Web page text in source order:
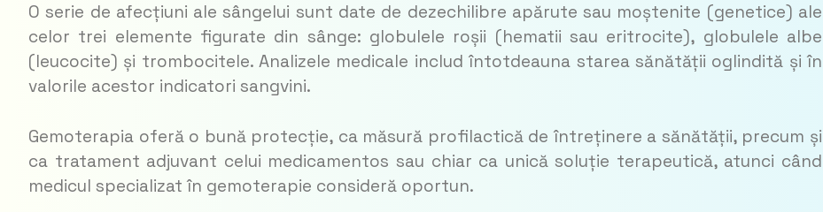
O serie de afecțiuni ale sângelui sunt date de dezechilibre apărute sau moștenite (genetice) ale
celor trei elemente figurate din sânge: globulele roșii (hematii sau eritrocite), globulele albe
(leucocite) și trombocitele. Analizele medicale includ întotdeauna starea sănătății oglin­dită și în
valorile acestor indicatori sangvini.
Gemoterapia oferă o bună protecție, ca măsură profilactică de întreținere a sănătății, precum și
ca tratament adjuvant celui medi­camentos sau chiar ca unică soluție terapeu­tică, atunci când
medicul specializat în ge­moterapie consideră oportun.